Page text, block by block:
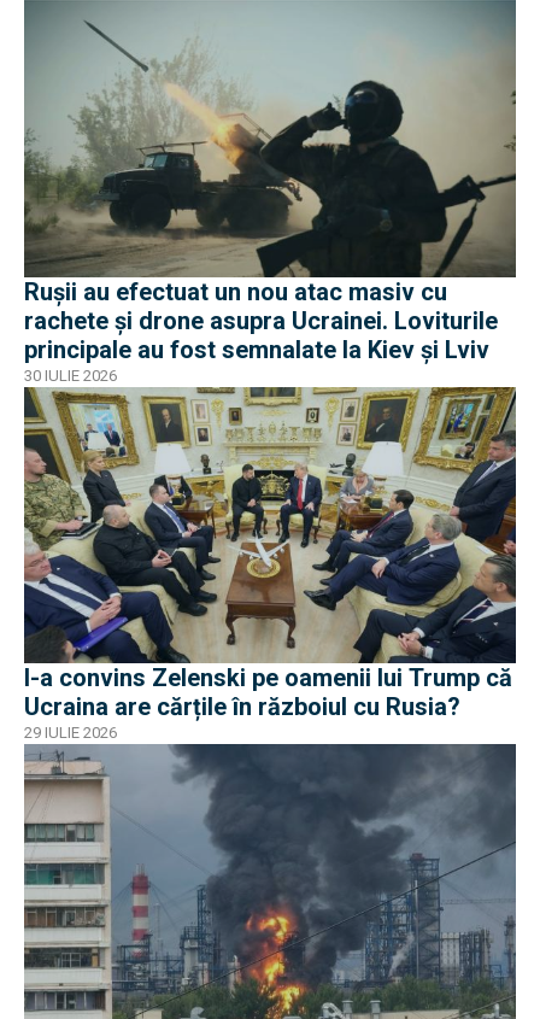
Rușii au efectuat un nou atac masiv cu
rachete și drone asupra Ucrainei. Loviturile
principale au fost semnalate la Kiev și Lviv
30 IULIE 2026
I-a convins Zelenski pe oamenii lui Trump că
Ucraina are cărțile în războiul cu Rusia?
29 IULIE 2026